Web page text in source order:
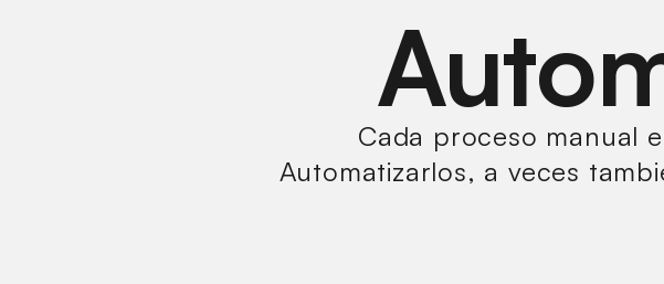
Cada proceso manual
Automatizarlos, a veces